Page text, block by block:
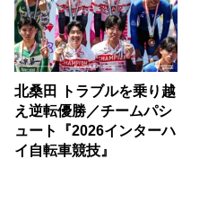
北桑田 トラブルを乗り越
え逆転優勝／チームパシ
ュート『2026インターハ
イ自転車競技』